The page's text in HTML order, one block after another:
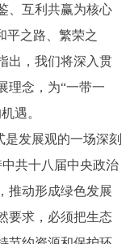
、互利共赢为核心
平之路、繁荣之
出，我们将深入贯
理念，为“一带一
遇。
是发展观的一场深刻
共十八届中央政治
推动形成绿色发展
要求，必须把生态